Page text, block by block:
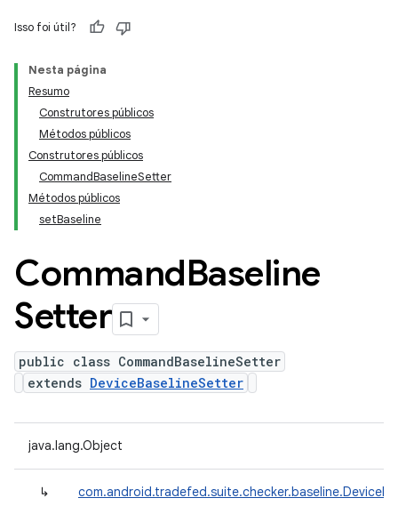
Isso foi útil?
Nesta página
Resumo
Construtores públicos
Métodos públicos
Construtores públicos
CommandBaselineSetter
Métodos públicos
setBaseline
CommandBaseline
Setter
public class CommandBaselineSetter
extends DeviceBaselineSetter
java.lang.Object
↳